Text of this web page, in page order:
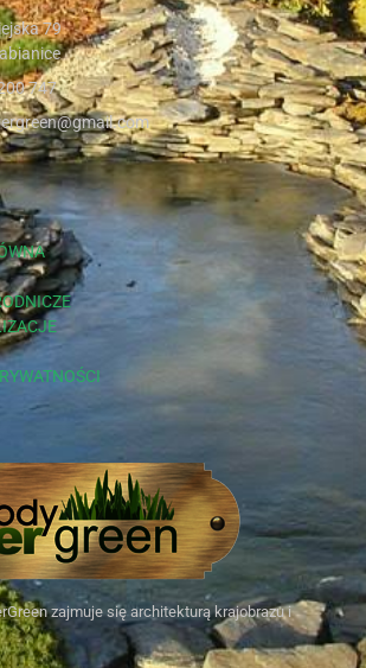
zajmuje się architekturą krajobrazu i
79
747